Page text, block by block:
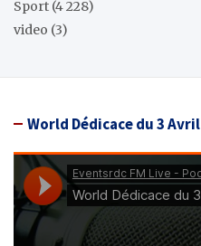
Sport (4 228)
video (3)
World Dédicace du 3 Avril